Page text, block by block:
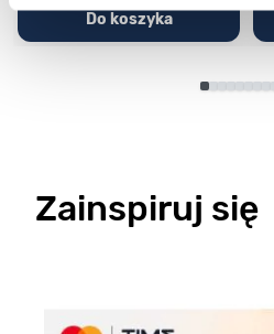
Do koszyka
Zainspiruj się